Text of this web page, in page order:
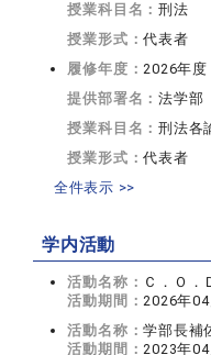
授業科目名：刑法
授業形式：代表者
履修年度：2026年度
提供部署名：法学部
授業科目名：刑法各
授業形式：代表者
全件表示 >>
学内活動
活動名称： Ｃ．Ｏ．
活動期間：2026年
活動名称：学部長補
活動期間：2023年